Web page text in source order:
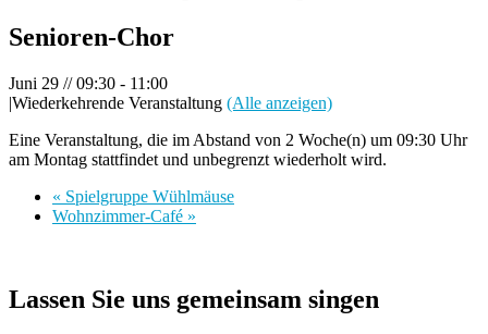
Senioren-Chor
Juni 29 // 09:30 - 11:00
|Wiederkehrende Veranstaltung (Alle anzeigen)
Eine Veranstaltung, die im Abstand von 2 Woche(n) um 09:30 Uhr
am Montag stattfindet und unbegrenzt wiederholt wird.
« Spielgruppe Wühlmäuse
Wohnzimmer-Café »
Lassen Sie uns gemeinsam singen